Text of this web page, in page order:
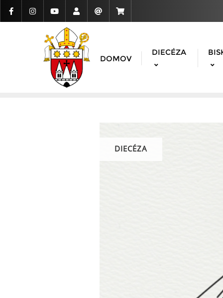
DOMOV
DIECÉZA
DIECÉZA